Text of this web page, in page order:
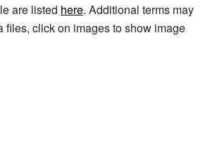
are listed here. Additional terms may
files, click on images to show image